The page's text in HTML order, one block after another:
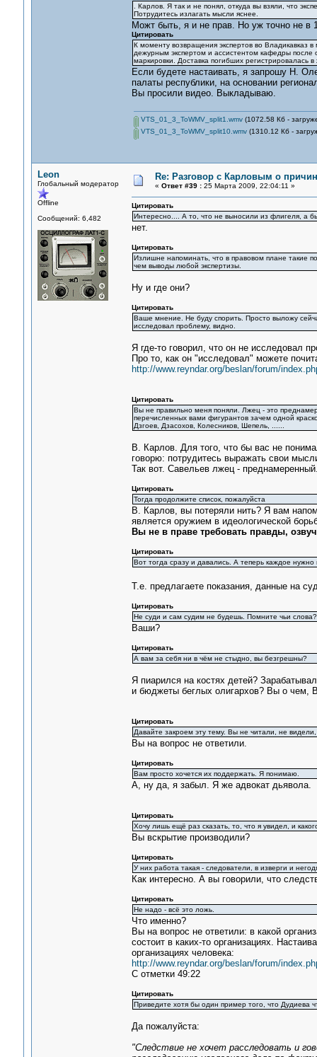
. Карлов. Я так и не понял, откуда вы взяли, что
Потрудитесь излагать мысли яснее.
Можт быть, я и не прав. Но уж точно не в
Цитировать
К моменту возвращения экспертов во
дежурным экспертом и ассистентом кафедры после
маркировки. Доставка погибших регистрировалась
Если будете настаивать, я запрошу Н.
палаты республики, на основании
Вы просили видео. Выкладываю.
VTS_01_3_ToWMV_split1.wmv(1072.58 Кб -
VTS_01_3_ToWMV_split10.wmv(1310.12 Кб -
Leon
Глобальный модератор
Offline
Сообщений: 6,482
Re: Разговор с Карловым о
« Ответ #39 :25 Марта 2009, 22:04:11 »
Цитировать
Интересно.... А то, что не выносили из флигеля, а
нет.
Цитировать
Излишне напоминать, что в правовом плане такие
чем выводы любой экспертизы.
Ну и где они?
Цитировать
Ваше мнение. Не буду спорить. Просто выложу
исследовал проблему, видно.
Я где-то говорил, что он не исследовал
Про то, как он "исследовал" можете
http://www.reyndar.org/beslan/forum/
Цитировать
Вы не правильно меня поняли. Лжец - это
перечисленных вами фигурантов зачем одной
Дзгоев, Дзасохов, Колесников, Шепель, ......
В. Карлов. Для того, что бы вас не
говорю: потрудитесь выражать свои
Так вот. Савельев лжец -
Цитировать
Тогда продолжите список, пожалуйста
В. Карлов, вы потеряли нить? Я вам
является оружием в идеологической
Вы не в праве требовать правды,
Цитировать
Вот тогда сразу и давались. А теперь каждое
Т.е. предлагаете показания, данные на
Цитировать
Не суди и сам судим не будешь. Помните чьи слова?
Ваши?
Цитировать
А вам за себя ни в чём не стыдно, вы безгрешны?
Я пиарился на костях детей?
и бюджеты беглых олигархов? Вы о чем,
Цитировать
Давайте закроем эту тему. Вы не читали, не
Вы на вопрос не ответили.
Цитировать
Вам просто хочется их поддержать. Я понимаю.
А, ну да, я забыл. Я же адвокат дьявола.
Цитировать
Хочу лишь ещё раз сказать, то, что я увидел, и
Вы вскрытие производили?
Цитировать
У них работа такая - следователи, в изверги и
Как интересно. А вы говорили, что
Цитировать
Не надо - всё это ложь.
Что именно?
Вы на вопрос не ответили: в какой
состоит в каких-то организациях.
организациях человека:
http://www.reyndar.org/beslan/forum/
С отметки 49:22
Цитировать
Приведите хотя бы один пример того, что Дудиева
Да пожалуйста:
"Следствие не хочет расследовать и